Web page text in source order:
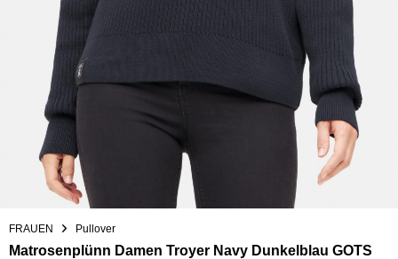
FRAUEN Pullover
Matrosenplünn Damen Troyer Navy Dunkelblau GOTS